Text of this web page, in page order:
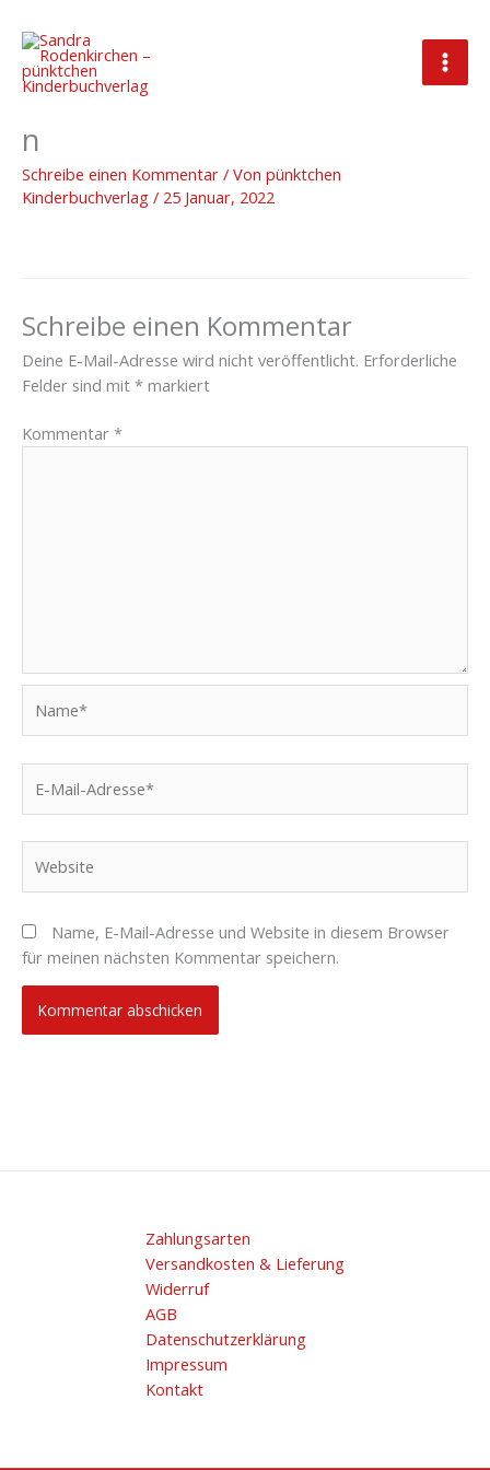
Inhalt
springen
2022_01_25_Veröffentlichunge
n
Schreibe einen Kommentar / Von pünktchen
Kinderbuchverlag / 25 Januar, 2022
Schreibe einen Kommentar
Deine E-Mail-Adresse wird nicht veröffentlicht. Erforderliche
Felder sind mit * markiert
Kommentar *
Mail-
Name, E-Mail-Adresse und Website in diesem Browser
für meinen nächsten Kommentar speichern.
Zahlungsarten
Versandkosten & Lieferung
Widerruf
AGB
Datenschutzerklärung
Impressum
Kontakt